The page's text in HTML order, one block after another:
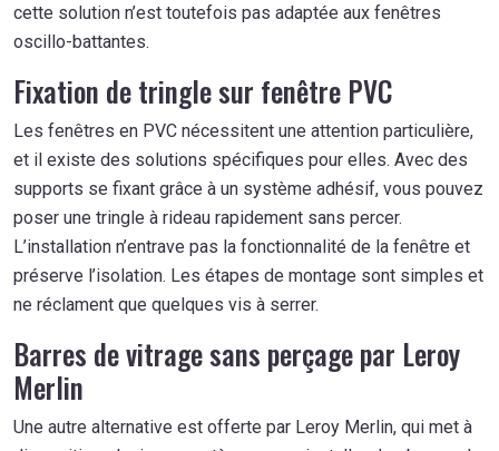
cette solution n’est toutefois pas adaptée aux fenêtres
oscillo-battantes.
Fixation de tringle sur fenêtre PVC
Les fenêtres en PVC nécessitent une attention particulière,
et il existe des solutions spécifiques pour elles. Avec des
supports se fixant grâce à un système adhésif, vous pouvez
poser une tringle à rideau rapidement sans percer.
L’installation n’entrave pas la fonctionnalité de la fenêtre et
préserve l’isolation. Les étapes de montage sont simples et
ne réclament que quelques vis à serrer.
Barres de vitrage sans perçage par Leroy
Merlin
Une autre alternative est offerte par Leroy Merlin, qui met à